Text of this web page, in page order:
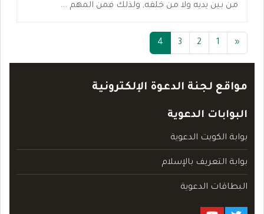
من بين يديه ولا من خلفه, ولذلك فمن المهم ...
«
1
2
3
4
مواقع لجنة الدعوة الإلكترونية
البوابات الدعوية
بوابة الكويت الدعوية
بوابة التعريف بالإسلام
البطاقات الدعوية